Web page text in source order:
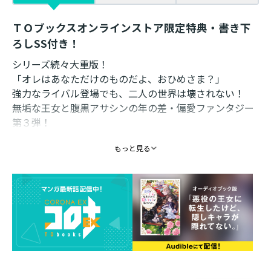
ＴＯブックスオンラインストア限定特典・書き下
ろしSS付き！
シリーズ続々大重版！
「オレはあなただけのものだよ、おひめさま？」
強力なライバル登場でも、二人の世界は壊されない！
無垢な王女と腹黒アサシンの年の差・偏愛ファンタジー
第３弾！
書き下ろし特典SS＆描き下ろしイラスト付きポストカー
ドセット同時発売！
婚約発表の後、とうとうルルに前世の記憶を打ち明け
た。これからは、悪役の王女リュシエンヌとしての運命
に一緒に立ち向かっていける──って、どうして王家の
もっと見る